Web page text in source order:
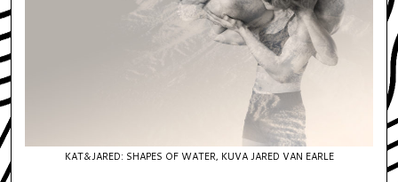
KAT&JARED: SHAPES OF WATER, KUVA JARED VAN EARLE